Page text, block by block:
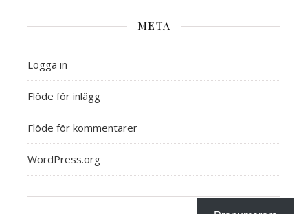
META
Logga in
Flöde för inlägg
Flöde för kommentarer
WordPress.org